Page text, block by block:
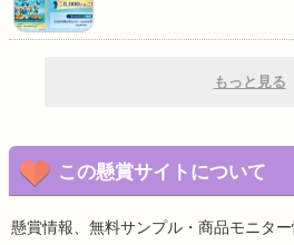
もっと見る
この懸賞サイトについて
懸賞情報、無料サンプル・商品モニタ